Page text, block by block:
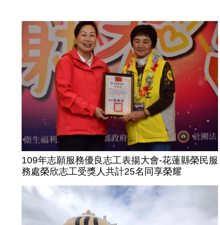
109年志願服務優良志工表揚大會-花蓮縣榮民服
務處榮欣志工受獎人共計25名同享榮耀